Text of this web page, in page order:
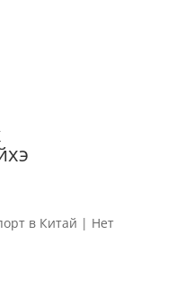
в Китай | Нет